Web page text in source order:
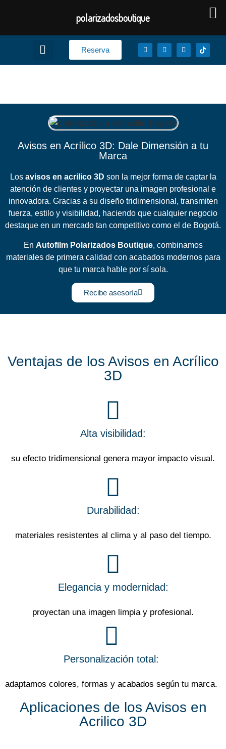
Reserva
Avisos en Acrílico 3D: Dale Dimensión a tu
Marca
Los avisos en acrilico 3D son la mejor forma de captar la
atención de clientes y proyectar una imagen profesional e
innovadora. Gracias a su diseño tridimensional, transmiten
fuerza, estilo y visibilidad, haciendo que cualquier negocio
destaque en un mercado tan competitivo como el de Bogotá.
En Autofilm Polarizados Boutique, combinamos
materiales de primera calidad con acabados modernos para
que tu marca hable por sí sola.
Recibe asesoría
Ventajas de los Avisos en Acrílico
3D
Alta visibilidad:
su efecto tridimensional genera mayor impacto visual.
Durabilidad:
materiales resistentes al clima y al paso del tiempo.
Elegancia y modernidad:
proyectan una imagen limpia y profesional.
Personalización total:
adaptamos colores, formas y acabados según tu marca.
Aplicaciones de los Avisos en
Acrilico 3D
polarizadosboutique